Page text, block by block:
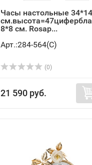
Часы настольные 34*14
8*8 см. Rosap...
Арт.:284-564(C)
(0)
21 590 руб.